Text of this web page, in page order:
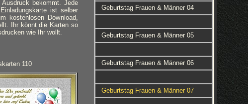
bekommt. Jede
ist selber
kostenlosen Download,
Ihr könnt die Karten so
wie Ihr wollt.
110
Geburtstag Frauen & Männer 04
Geburtstag Frauen & Männer 05
Geburtstag Frauen & Männer 06
Geburtstag Frauen & Männer 07